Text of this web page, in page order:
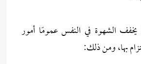
الشهوة في النفس عمومًا أمور
بها، ومن ذلك: